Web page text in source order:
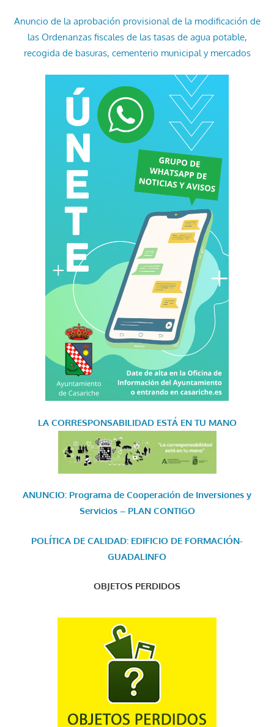
Anuncio de la aprobación provisional de la modificación de
las Ordenanzas fiscales de las tasas de agua potable,
recogida de basuras, cementerio municipal y mercados
LA CORRESPONSABILIDAD ESTÁ EN TU MANO
ANUNCIO: Programa de Cooperación de Inversiones y
Servicios – PLAN CONTIGO
POLÍTICA DE CALIDAD: EDIFICIO DE FORMACIÓN-
GUADALINFO
OBJETOS PERDIDOS